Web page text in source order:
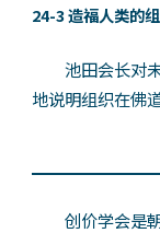
24-3 造福人类的
池田会长对未
地说明组织在佛
创价学会是朝